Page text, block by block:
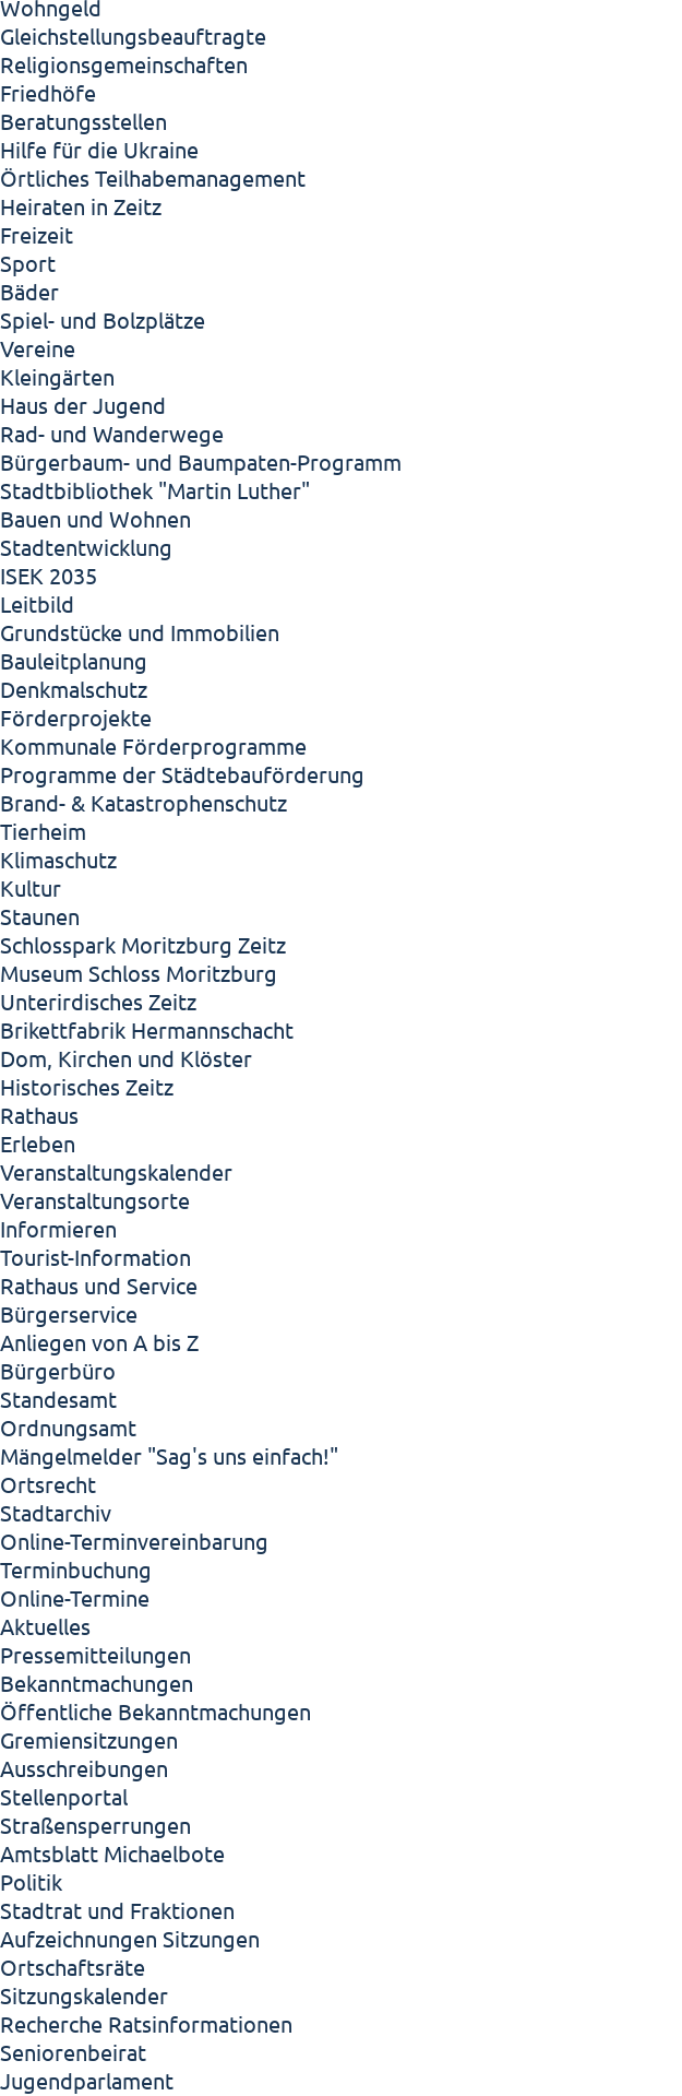
Wohngeld
Gleichstellungsbeauftragte
Religionsgemeinschaften
Friedhöfe
Beratungsstellen
Hilfe für die Ukraine
Örtliches Teilhabemanagement
Heiraten in Zeitz
Freizeit
Sport
Bäder
Spiel- und Bolzplätze
Vereine
Kleingärten
Haus der Jugend
Rad- und Wanderwege
Bürgerbaum- und Baumpaten-Programm
Stadtbibliothek "Martin Luther"
Bauen und Wohnen
Stadtentwicklung
ISEK 2035
Leitbild
Grundstücke und Immobilien
Bauleitplanung
Denkmalschutz
Förderprojekte
Kommunale Förderprogramme
Programme der Städtebauförderung
Brand- & Katastrophenschutz
Tierheim
Klimaschutz
Kultur
Staunen
Schlosspark Moritzburg Zeitz
Museum Schloss Moritzburg
Unterirdisches Zeitz
Brikettfabrik Hermannschacht
Dom, Kirchen und Klöster
Historisches Zeitz
Rathaus
Erleben
Veranstaltungskalender
Veranstaltungsorte
Informieren
Tourist-Information
Rathaus und Service
Bürgerservice
Anliegen von A bis Z
Bürgerbüro
Standesamt
Ordnungsamt
Mängelmelder "Sag's uns einfach!"
Ortsrecht
Stadtarchiv
Online-Terminvereinbarung
Terminbuchung
Online-Termine
Aktuelles
Pressemitteilungen
Bekanntmachungen
Öffentliche Bekanntmachungen
Gremiensitzungen
Ausschreibungen
Stellenportal
Straßensperrungen
Amtsblatt Michaelbote
Politik
Stadtrat und Fraktionen
Aufzeichnungen Sitzungen
Ortschaftsräte
Sitzungskalender
Recherche Ratsinformationen
Seniorenbeirat
Jugendparlament